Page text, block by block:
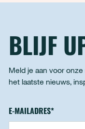
BLIJF
Meld je aan voor
het laatste nieuws,
Nieuwsbrief -
E-MAILADRES*